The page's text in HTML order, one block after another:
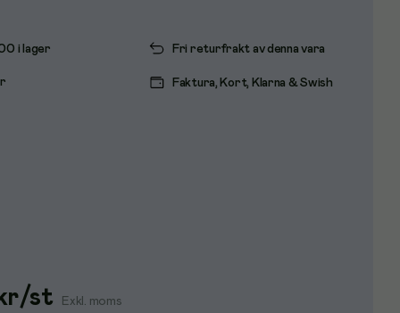
i lager Fri returfrakt av denna vara
Faktura, Kort, Klarna & Swish
kr/st Exkl. moms